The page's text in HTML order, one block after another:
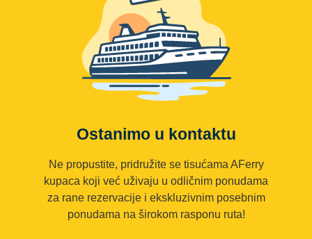
Ostanimo u kontaktu
Ne propustite, pridružite se tisućama AFerry
kupaca koji već uživaju u odličnim ponudama
za rane rezervacije i ekskluzivnim posebnim
ponudama na širokom rasponu ruta!